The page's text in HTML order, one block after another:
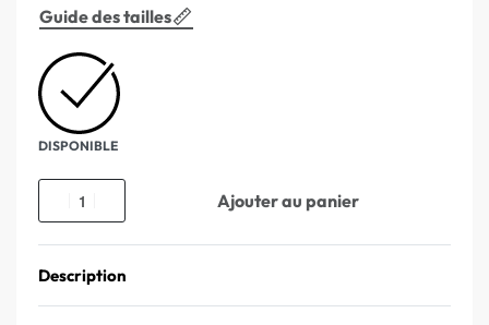
Guide des tailles
DISPONIBLE
Ajouter au panier
Description